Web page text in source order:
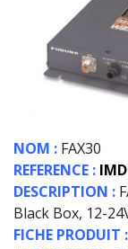
NOM : FAX30
REFERENCE :
DESCRIPTION :
Black Box, 12-
FICHE PRODUIT :